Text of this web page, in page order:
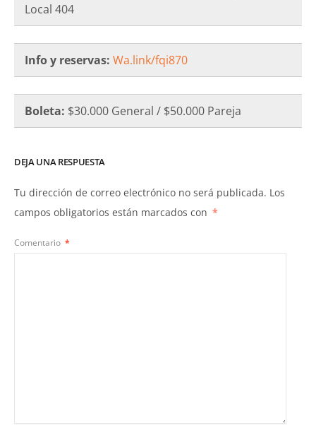
Local 404
Info y reservas: Wa.link/fqi870
Boleta: $30.000 General / $50.000 Pareja
DEJA UNA RESPUESTA
Tu dirección de correo electrónico no será publicada. Los
campos obligatorios están marcados con *
Comentario *